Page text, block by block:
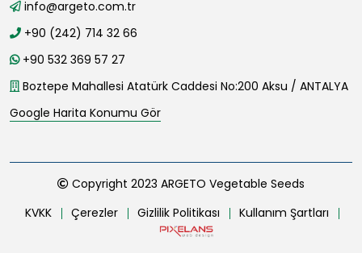
info@argeto.com.tr
+90 (242) 714 32 66
+90 532 369 57 27
Boztepe Mahallesi Atatürk Caddesi No:200 Aksu / ANTALYA
Google Harita Konumu Gör
Copyright 2023 ARGETO Vegetable Seeds
KVKK
Çerezler Gizlilik Politikası Kullanım Şartları